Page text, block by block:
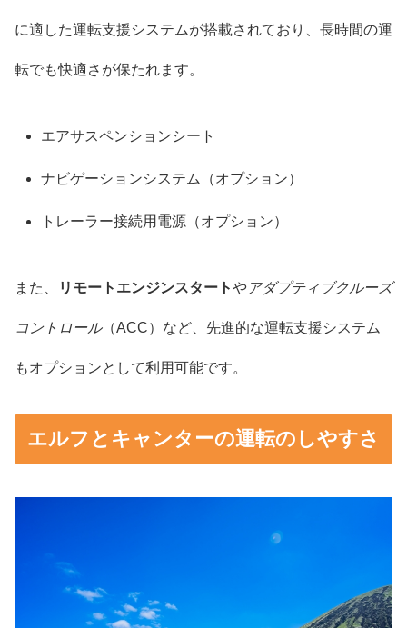
に適した運転支援システムが搭載されており、長時間の運
転でも快適さが保たれます。
エアサスペンションシート
ナビゲーションシステム（オプション）
トレーラー接続用電源（オプション）
また、 リモートエンジンスタートや アダプティブクルーズ
コントロール（ACC）など、先進的な運転支援システム
もオプションとして利用可能です。
エルフとキャンターの運転のしやすさ